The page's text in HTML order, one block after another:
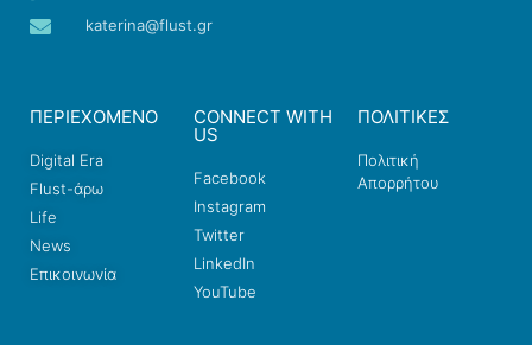
katerina@flust.gr
ΠΕΡΙΕΧΟΜΕΝΟ
Digital Era
Flust-άρω
Life
News
Επικοινωνία
CONNECT WITH
US
Facebook
Instagram
Twitter
LinkedIn
YouTube
ΠΟΛΙΤΙΚΕΣ
Πολιτική
Απορρήτου